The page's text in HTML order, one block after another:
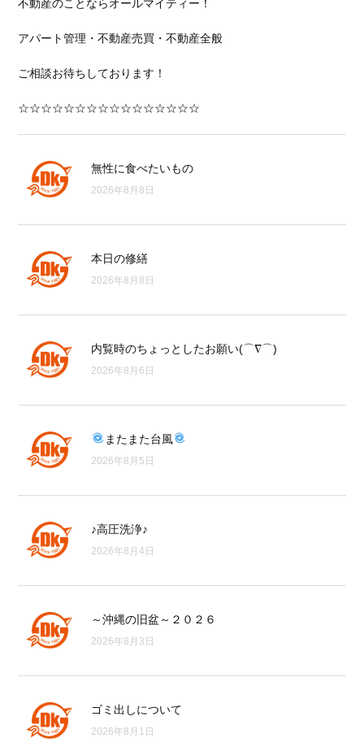
不動産のことならオールマイティー！
アパート管理・不動産売買・不動産全般
ご相談お待ちしております！
☆☆☆☆☆☆☆☆☆☆☆☆☆☆☆☆
無性に食べたいもの
2026年8月8日
本日の修繕
2026年8月8日
内覧時のちょっとしたお願い(⌒∇⌒)
2026年8月6日
またまた台風
2026年8月5日
♪高圧洗浄♪
2026年8月4日
～沖縄の旧盆～２０２６
2026年8月3日
ゴミ出しについて
2026年8月1日